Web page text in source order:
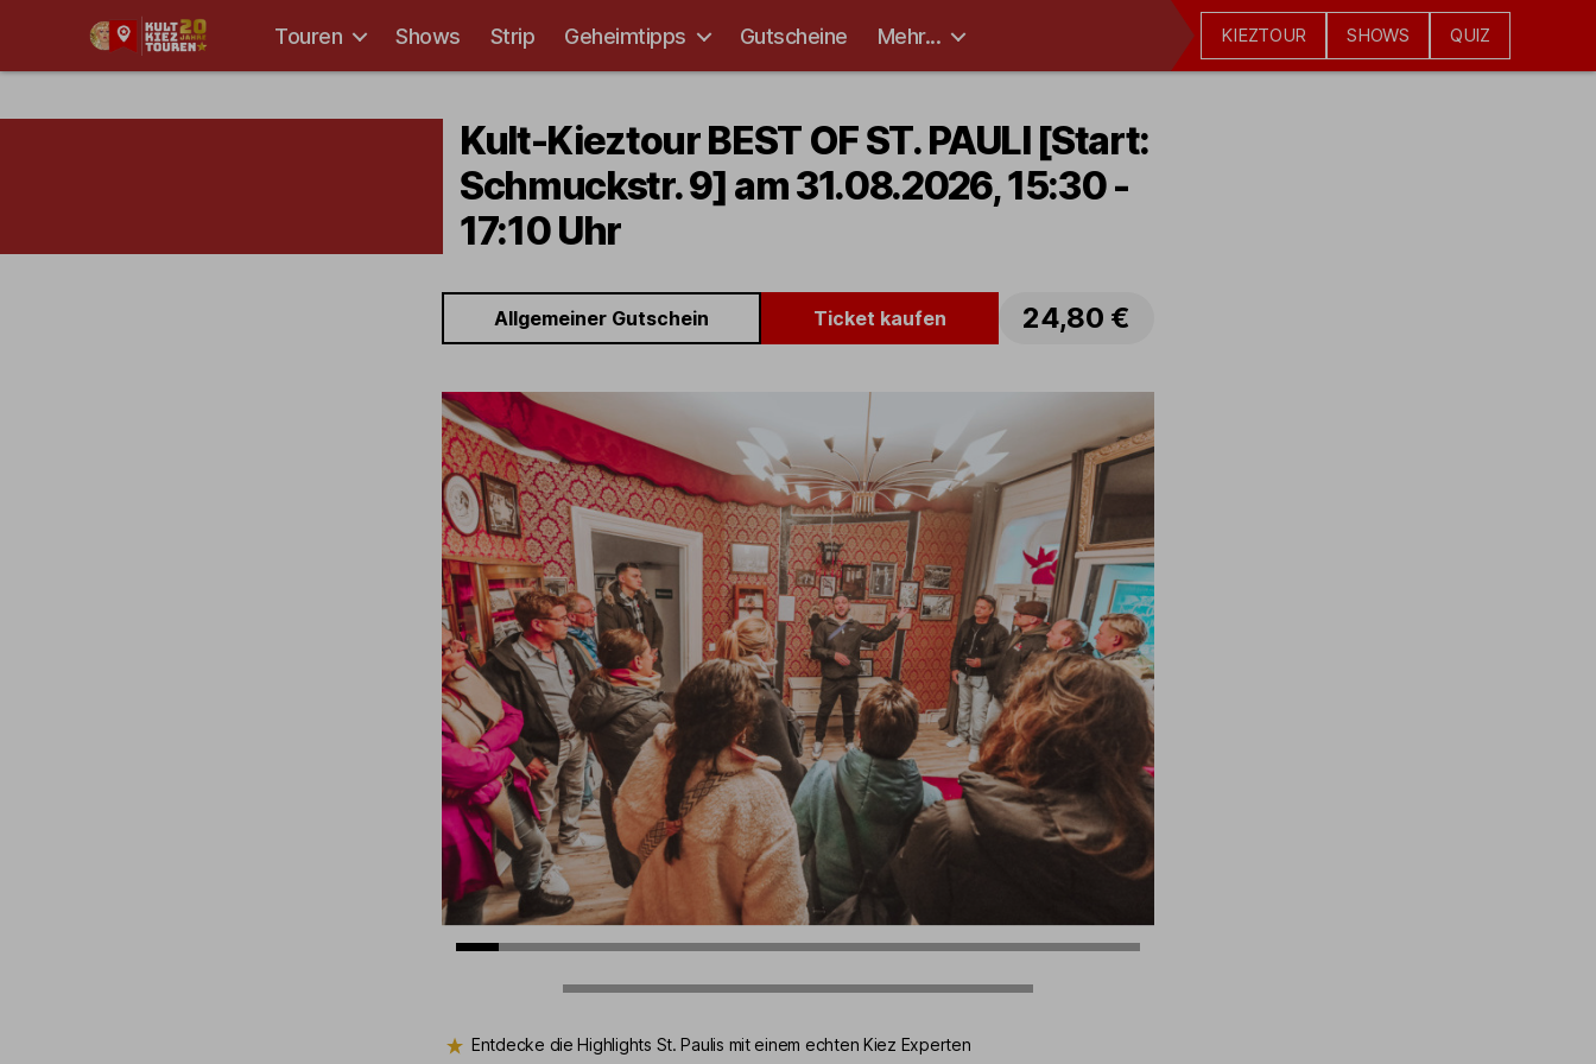
Kult-
Touren Shows Strip Geheimtipps Gutscheine Mehr... KIEZTOUR SHOWS QUIZ
Kult-Kieztour BEST OF ST. PAULI [Start:
Schmuckstr. 9] am 31.08.2026, 15:30 -
17:10 Uhr
Allgemeiner Gutschein Ticket kaufen 24,80 €
Entdecke die Highlights St. Paulis mit einem echten Kiez Experten